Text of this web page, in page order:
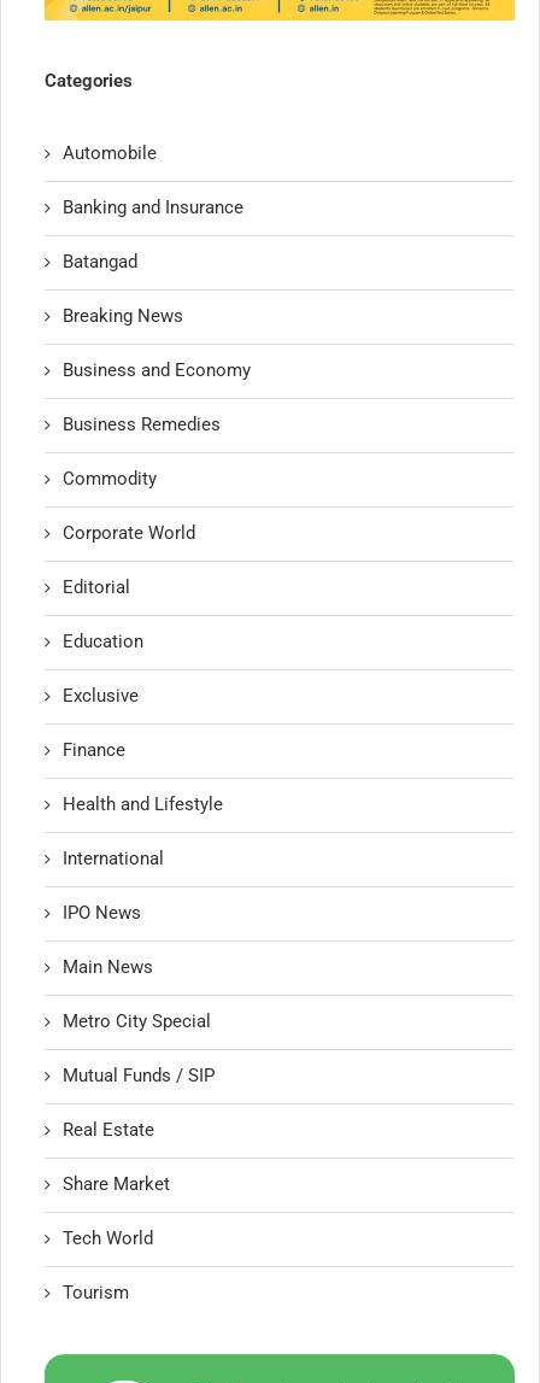
Categories
Automobile
Banking and Insurance
Batangad
Breaking News
Business and Economy
Business Remedies
Commodity
Corporate World
Editorial
Education
Exclusive
Finance
Health and Lifestyle
International
IPO News
Main News
Metro City Special
Mutual Funds / SIP
Real Estate
Share Market
Tech World
Tourism